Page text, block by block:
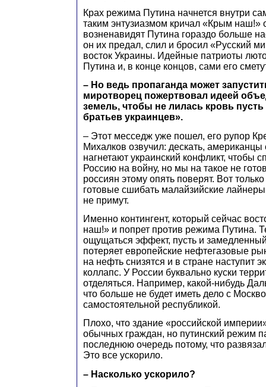
Крах режима Путина начнется внутри
таким энтузиазмом кричал «Крым наш!»
возненавидят Путина гораздо больше
он их предал, слил и бросил «Русский
восток Украины. Идейные патриоты
Путина и, в конце концов, сами его
– Но ведь пропаганда может
миротворец пожертвовал идеей
земель, чтобы не лилась кровь
братьев украинцев».
– Этот месседж уже пошел, его рупор
Михалков озвучил: дескать, американцы
нагнетают украинский конфликт, чтобы
Россию на войну, но мы на такое не
россиян этому опять поверят. Вот
готовые сшибать малайзийские
не примут.
Именно контингент, который сейчас
наш!» и попрет против режима Путина.
ощущаться эффект, пусть и
потеряет европейские нефтегазовые
на нефть снизятся и в стране наступит
коллапс. У России буквально куски
отделяться. Например, какой-нибудь
что больше не будет иметь дело с
самостоятельной республикой.
Плохо, что здание «российской
обычных граждан, но путинский режим
последнюю очередь потому, что
Это все ускорило.
– Насколько ускорило?